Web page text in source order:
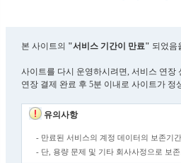
본 사이트의 "서비스 기간이 만료" 되었음
사이트를 다시 운영하시려면, 서비스 연장
연장 결제 완료 후 5분 이내로 사이트가 정
유의사항
- 만료된 서비스의 계정 데이터의 보존기
- 단, 용량 문제 및 기타 회사사정으로 보